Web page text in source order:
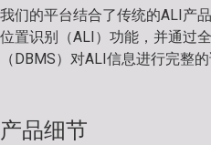
我们的平台结合了传统的ALI产
位置识别（ALI）功能，并通过
（DBMS）对ALI信息进行完整的
产品细节